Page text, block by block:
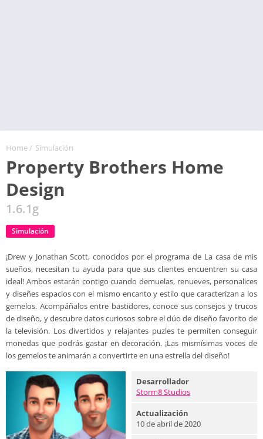
Home/ Simulación
Property Brothers Home
Design
1.6.1g
Simulación
¡Drew y Jonathan Scott, conocidos por el programa de La casa de mis
sueños, necesitan tu ayuda para que sus clientes encuentren su casa
ideal! Ambos estarán contigo cuando demuelas, renueves, personalices
y diseñes espacios con el mismo encanto y estilo que caracterizan a los
gemelos. Acompáñalos entre bastidores, conoce sus consejos y trucos
de diseño, y descubre datos curiosos sobre el dúo de diseño favorito de
la televisión. Los divertidos y relajantes puzles te permiten conseguir
monedas que podrás gastar en decoración. ¡Las mismísimas voces de
los gemelos te animarán a convertirte en una estrella del diseño!
Desarrollador
Storm8 Studios
Actualización
10 de abril de 2020